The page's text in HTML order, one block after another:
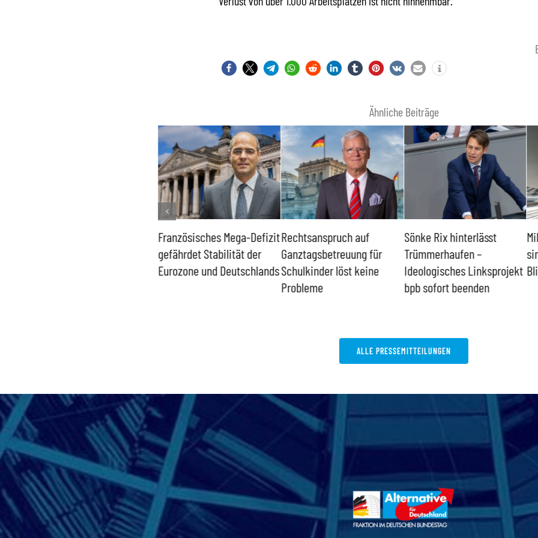
Ähnliche Beiträge
Französisches Mega-Defizit
gefährdet Stabilität der
Eurozone und Deutschlands
Rechtsanspruch auf
Ganztagsbetreuung für
Schulkinder löst keine
Probleme
Sönke Rix hinterlässt
Trümmerhaufen –
Ideologisches Linksprojekt
bpb sofort beenden
ALLE PRESSEMITTEILUNGEN